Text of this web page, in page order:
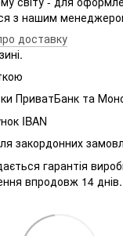
з нашим
доставку
ПриватБанк та
IBAN
закордонних
гарантія
впродовж 14 днів.